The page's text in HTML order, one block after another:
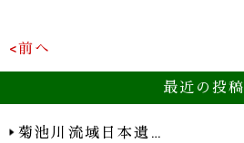
<前へ
最近の投稿
菊池川流域日本遺…